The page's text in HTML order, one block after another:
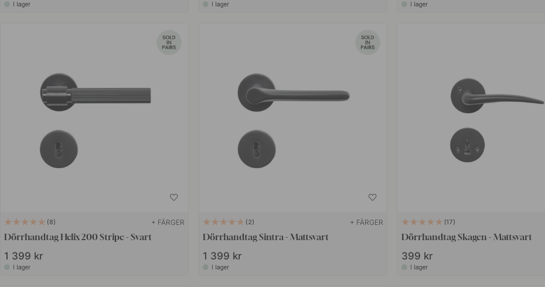
I lager I lager I lager
8 + FÄRGER
Dörrhandtag Helix 200 Stripe - Svart
1 399 kr
I lager
2 + FÄRGER
Dörrhandtag Sintra - Mattsvart
1 399 kr
I lager
17
Dörrhandtag Skagen - Mattsvart
399 kr
I lager